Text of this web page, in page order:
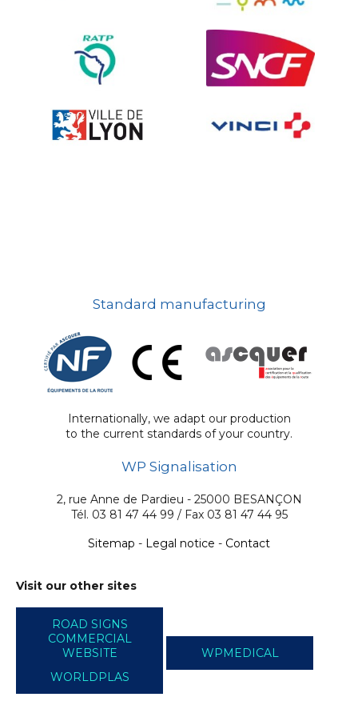
Ville fleurie, village fleuri
On-board road signs
Standard manufacturing
Internationally, we adapt our production
to the current standards of your country.
WP Signalisation
2, rue Anne de Pardieu - 25000 BESANÇON
Tél. 03 81 47 44 99 / Fax 03 81 47 44 95
Sitemap - Legal notice - Contact
Visit our other sites
ROAD SIGNS
COMMERCIAL
WEBSITE
WPMEDICAL
WORLDPLAS